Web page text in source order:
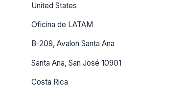
United States
Oficina de LATAM
B-209, Avalon Santa Ana
Santa Ana, San José 10901
Costa Rica